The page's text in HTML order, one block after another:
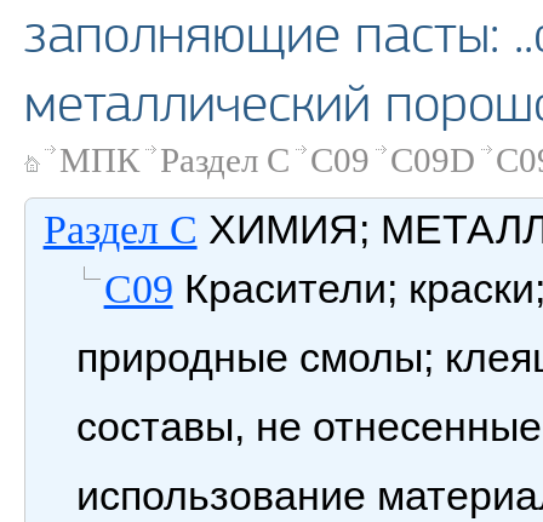
заполняющие пасты:
металлический
МПК Раздел C C09 C09D
Раздел C ХИМИЯ;
C09 Красители;
природные смолы;
составы, не
использование